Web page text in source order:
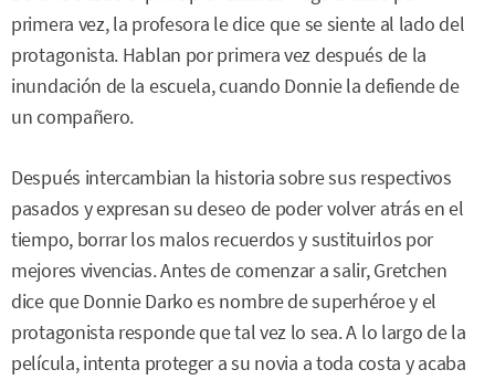
primera vez, la profesora le dice que se siente al lado del
protagonista. Hablan por primera vez después de la
inundación de la escuela, cuando Donnie la defiende de
un compañero.
Después intercambian la historia sobre sus respectivos
pasados y expresan su deseo de poder volver atrás en el
tiempo, borrar los malos recuerdos y sustituirlos por
mejores vivencias. Antes de comenzar a salir, Gretchen
dice que Donnie Darko es nombre de superhéroe y el
protagonista responde que tal vez lo sea. A lo largo de la
película, intenta proteger a su novia a toda costa y acaba